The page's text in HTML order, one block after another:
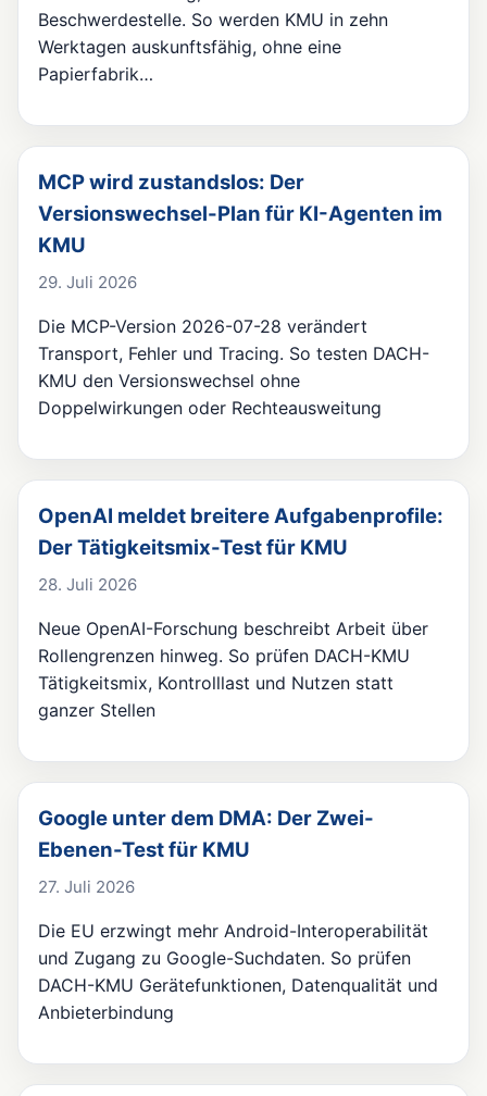
Beschwerdestelle. So werden KMU in zehn
Werktagen auskunftsfähig, ohne eine
Papierfabrik…
MCP wird zustandslos: Der
Versionswechsel-Plan für KI-Agenten im
KMU
29. Juli 2026
Die MCP-Version 2026-07-28 verändert
Transport, Fehler und Tracing. So testen DACH-
KMU den Versionswechsel ohne
Doppelwirkungen oder Rechteausweitung
OpenAI meldet breitere Aufgabenprofile:
Der Tätigkeitsmix-Test für KMU
28. Juli 2026
Neue OpenAI-Forschung beschreibt Arbeit über
Rollengrenzen hinweg. So prüfen DACH-KMU
Tätigkeitsmix, Kontrolllast und Nutzen statt
ganzer Stellen
Google unter dem DMA: Der Zwei-
Ebenen-Test für KMU
27. Juli 2026
Die EU erzwingt mehr Android-Interoperabilität
und Zugang zu Google-Suchdaten. So prüfen
DACH-KMU Gerätefunktionen, Datenqualität und
Anbieterbindung